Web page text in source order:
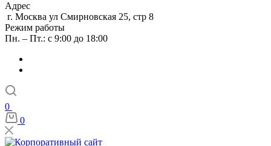
Адрес
г. Москва ул Смирновская 25, стр 8
Режим работы
Пн. – Пт.: с 9:00 до 18:00
0
0